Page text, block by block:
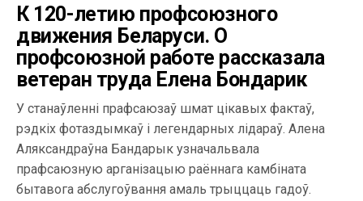
К 120-летию профсоюзного
движения Беларуси. О
профсоюзной работе рассказала
ветеран труда Елена Бондарик
У станаўленні прафсаюзаў шмат цікавых фактаў,
рэдкіх фотаздымкаў і легендарных лідараў. Алена
Аляксандраўна Бандарык узначальвала
прафсаюзную арганізацыю раённага камбіната
бытавога абслугоўвання амаль трыццаць гадоў.